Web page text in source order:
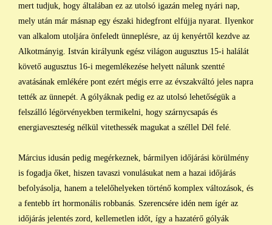
mert tudjuk, hogy általában ez az utolsó igazán meleg nyári nap,
mely után már másnap egy északi hidegfront elfújja nyarat. Ilyenkor
van alkalom utoljára önfeledt ünneplésre, az új kenyértől kezdve az
Alkotmányig. István királyunk egész világon augusztus 15-i halálát
követő augusztus 16-i megemlékezése helyett nálunk szentté
avatásának emlékére pont ezért mégis erre az évszakváltó jeles napra
tették az ünnepét. A gólyáknak pedig ez az utolsó lehetőségük a
felszálló légörvényekben termikelni, hogy szárnycsapás és
energiaveszteség nélkül vitethessék magukat a széllel Dél felé.
Március idusán pedig megérkeznek, bármilyen időjárási körülmény
is fogadja őket, hiszen tavaszi vonulásukat nem a hazai időjárás
befolyásolja, hanem a telelőhelyeken történő komplex változások, és
a fentebb írt hormonális robbanás. Szerencsére idén nem ígér az
időjárás jelentés zord, kellemetlen időt, így a hazatérő gólyák